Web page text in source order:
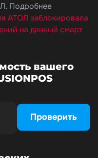
Подробнее
АТОЛ заблокировала
на данный смарт
вашего
Проверить